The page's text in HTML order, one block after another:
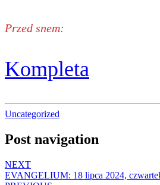
Przed snem:
Kompleta
Uncategorized
Post navigation
NEXT
EVANGELIUM: 18 lipca 2024,